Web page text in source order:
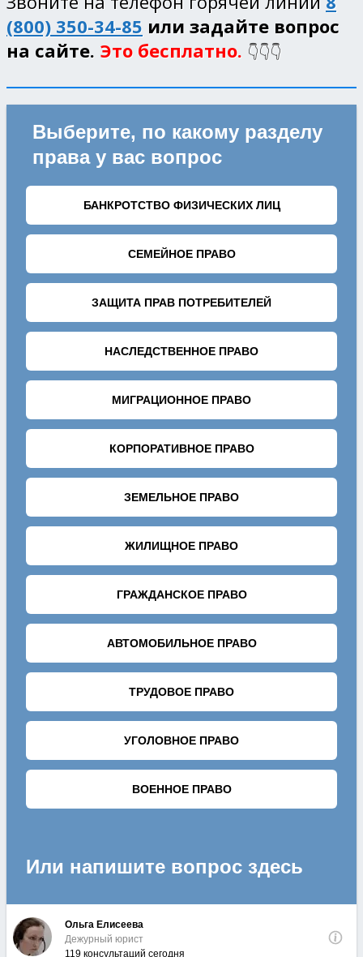
(800) 350-34-85 или задайте вопрос
на сайте. Это бесплатно. 👇👇👇